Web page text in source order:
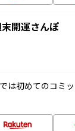
開運さんぽ
は初めてのコミ